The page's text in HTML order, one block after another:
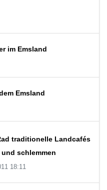
im Emsland
Emsland
traditionelle Landcafés
schlemmen
18:11